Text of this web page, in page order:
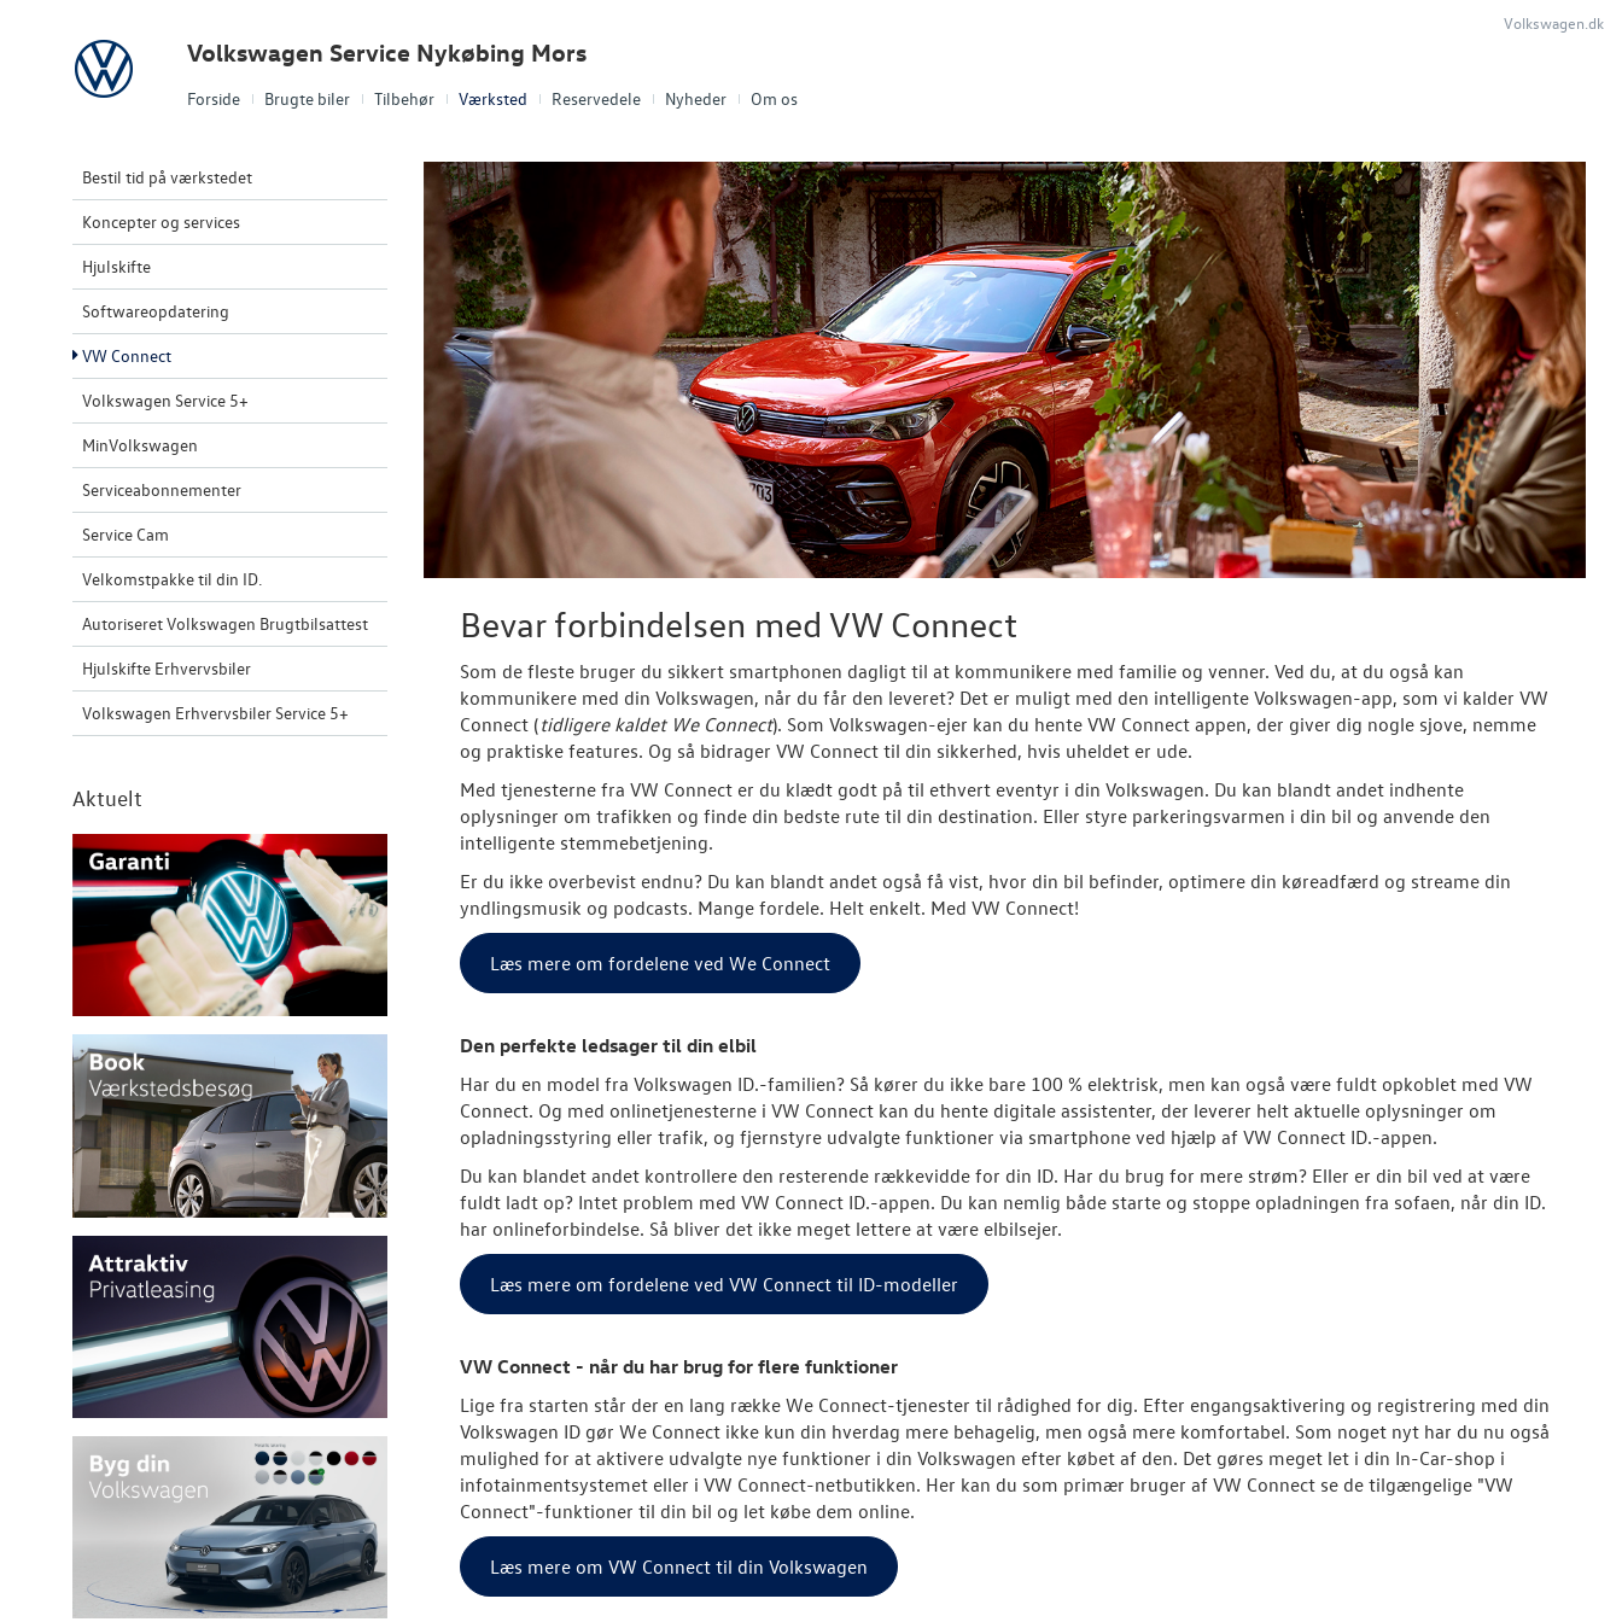
Forside Brugte biler Tilbehør Værksted Reservedele Nyheder Om os
Volkswagen Volkswagen Service Nykøbing Mors
Volkswagen.dk
Bestil tid på værkstedet
Koncepter og services
Hjulskifte
Softwareopdatering
VW Connect
Volkswagen Service 5+
MinVolkswagen
Serviceabonnementer
Service Cam
Velkomstpakke til din ID.
Autoriseret Volkswagen Brugtbilsattest
Hjulskifte Erhvervsbiler
Volkswagen Erhvervsbiler Service 5+
Aktuelt
Bevar forbindelsen med VW Connect
Som de fleste bruger du sikkert smartphonen dagligt til at kommunikere med familie og venner. Ved du, at du også kan
kommunikere med din Volkswagen, når du får den leveret? Det er muligt med den intelligente Volkswagen-app, som vi kalder VW
Connect (tidligere kaldet We Connect). Som Volkswagen-ejer kan du hente VW Connect appen, der giver dig nogle sjove, nemme
og praktiske features. Og så bidrager VW Connect til din sikkerhed, hvis uheldet er ude.
Med tjenesterne fra VW Connect er du klædt godt på til ethvert eventyr i din Volkswagen. Du kan blandt andet indhente
oplysninger om trafikken og finde din bedste rute til din destination. Eller styre parkeringsvarmen i din bil og anvende den
intelligente stemmebetjening.
Er du ikke overbevist endnu? Du kan blandt andet også få vist, hvor din bil befinder, optimere din køreadfærd og streame din
yndlingsmusik og podcasts. Mange fordele. Helt enkelt. Med VW Connect!
Læs mere om fordelene ved We Connect
Den perfekte ledsager til din elbil
Har du en model fra Volkswagen ID.-familien? Så kører du ikke bare 100 % elektrisk, men kan også være fuldt opkoblet med VW
Connect. Og med onlinetjenesterne i VW Connect kan du hente digitale assistenter, der leverer helt aktuelle oplysninger om
opladningsstyring eller trafik, og fjernstyre udvalgte funktioner via smartphone ved hjælp af VW Connect ID.-appen.
Du kan blandet andet kontrollere den resterende rækkevidde for din ID. Har du brug for mere strøm? Eller er din bil ved at være
fuldt ladt op? Intet problem med VW Connect ID.-appen. Du kan nemlig både starte og stoppe opladningen fra sofaen, når din ID.
har onlineforbindelse. Så bliver det ikke meget lettere at være elbilsejer.
Læs mere om fordelene ved VW Connect til ID-modeller
VW Connect - når du har brug for flere funktioner
Lige fra starten står der en lang række We Connect-tjenester til rådighed for dig. Efter engangsaktivering og registrering med din
Volkswagen ID gør We Connect ikke kun din hverdag mere behagelig, men også mere komfortabel. Som noget nyt har du nu også
mulighed for at aktivere udvalgte nye funktioner i din Volkswagen efter købet af den. Det gøres meget let i din In-Car-shop i
infotainmentsystemet eller i VW Connect-netbutikken. Her kan du som primær bruger af VW Connect se de tilgængelige "VW
Connect"-funktioner til din bil og let købe dem online.
Læs mere om VW Connect til din Volkswagen